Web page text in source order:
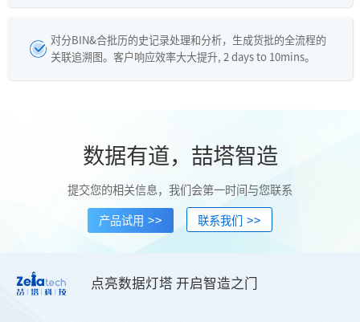
对分BIN&合批历的史记录处理和分析，生成货批的全流程的
关联追溯图。客户响应效率大大提升, 2 days to 10mins。
数据有道，喆塔智造
提交您的相关信息，我们会第一时间与您联系
产品试用 >> 联系我们 >>
点亮数据灯塔 开启智造之门